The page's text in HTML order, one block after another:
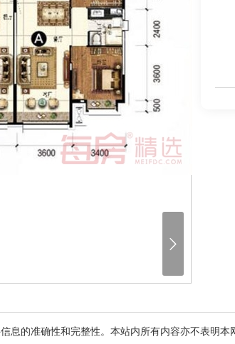

息的准确性和完整性。本站内所有内容亦不表明